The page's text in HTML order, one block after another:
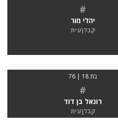
#
יהלי מור
קבלן/נית
בת 18 | 76
#
רונאל בן דוד
קבלן/נית